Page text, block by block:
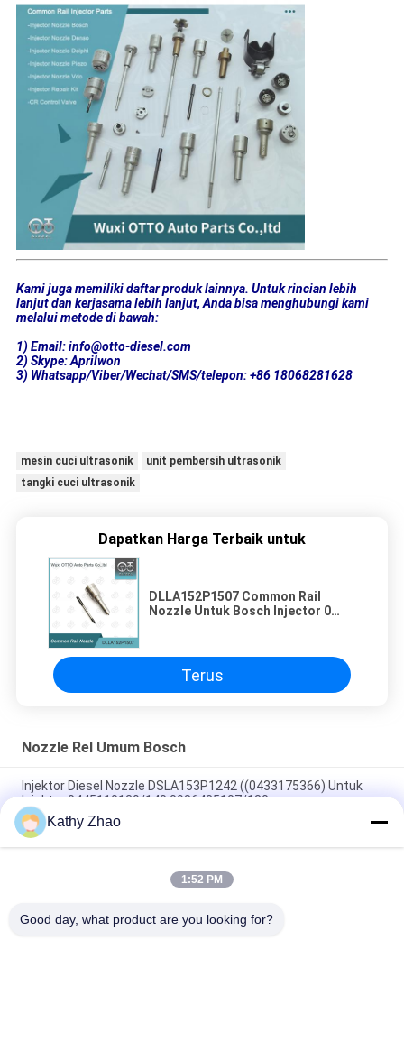
Kami juga memiliki daftar produk lainnya. Untuk rincian lebih
lanjut dan kerjasama lebih lanjut, Anda bisa menghubungi kami
melalui metode di bawah:
1) Email: info@otto-diesel.com
2) Skype: Aprilwon
3) Whatsapp/Viber/Wechat/SMS/telepon: +86 18068281628
mesin cuci ultrasonik
unit pembersih ultrasonik
tangki cuci ultrasonik
Dapatkan Harga Terbaik untuk
DLLA152P1507 Common Rail
Nozzle Untuk Bosch Injector 0
Terus
Nozzle Rel Umum Bosch
Injektor Diesel Nozzle DSLA153P1242 ((0433175366) Untuk
Injektor 0445110139/140,0986435107/180
DLLA141P2146 Nozzle Injektor Common Rail Untuk Injektor
0445120134
DSLA150P1438 Nozzle Common Rail 0433175425 Untuk
Kathy Zhao
1:52 PM
Good day, what product are you looking for?